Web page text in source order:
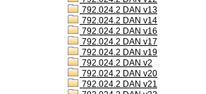
792.024.2 DAN v13
792.024.2 DAN v14
792.024.2 DAN v16
792.024.2 DAN v17
792.024.2 DAN v19
792.024.2 DAN v2
792.024.2 DAN v20
792.024.2 DAN v21